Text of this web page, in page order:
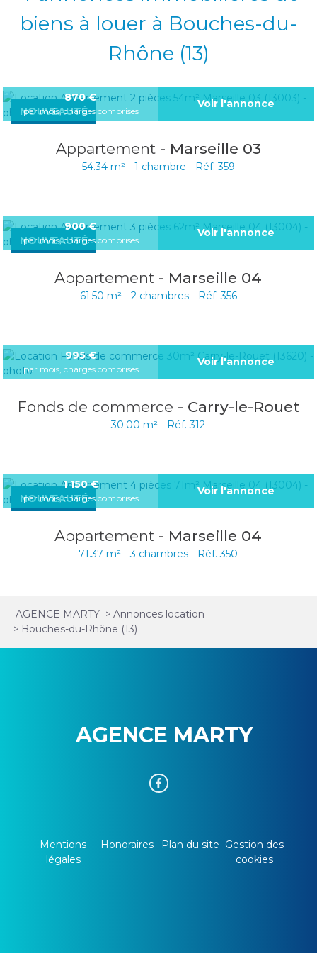
biens à louer à Bouches-du-
Rhône (13)
NOUVEAUTÉ
870 €
par mois, charges comprises
Voir l'annonce
Appartement - Marseille 03
54.34 m² - 1 chambre - Réf. 359
NOUVEAUTÉ
900 €
par mois, charges comprises
Voir l'annonce
Appartement - Marseille 04
61.50 m² - 2 chambres - Réf. 356
995 €
par mois, charges comprises
Voir l'annonce
Fonds de commerce - Carry-le-Rouet
30.00 m² - Réf. 312
NOUVEAUTÉ
1 150 €
par mois, charges comprises
Voir l'annonce
Appartement - Marseille 04
71.37 m² -3 chambres - Réf. 350
AGENCE MARTY > Annonces location
> Bouches-du-Rhône (13)
AGENCE MARTY
Mentions
légales
Honoraires Plan du site Gestion des
cookies